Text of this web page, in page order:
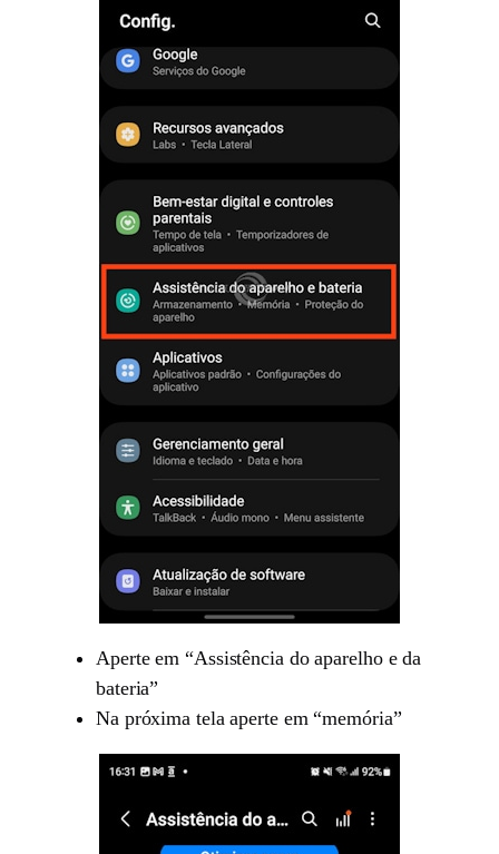
Aperte em “Assistência do aparelho e da
bateria”
Na próxima tela aperte em “memória”